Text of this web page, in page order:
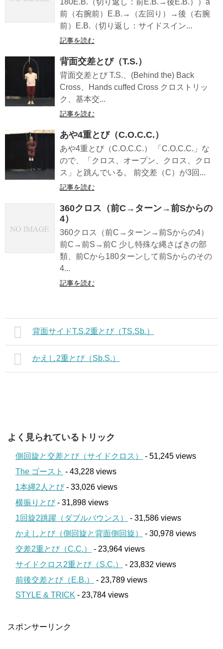
前（右腕前）E.B.→（左回り）→後（右腕
前）E.B.（切り返し：サイドスイン...
記事を読む
背面交差とび（T.S.）
背面交差とび T.S.、(Behind the) Back
Cross、Hands cuffed Cross クロストリッ
ク、基本交...
記事を読む
あや4重とび（C.O.C.C.）
あや4重とび（C.O.C.C.） 「C.O.C.C.」な
ので、「クロス、オープン、クロス、クロ
ス」と跳んでいる。 前交差（C）が3回...
記事を読む
360クロス（前C→ターン→前Sからの
4）
360クロス（前C→ターン→前Sからの4）
前C→前S→前C 少し特殊な縄さばきの部
類、前Cから180ターンして前Sからのその
4...
記事を読む
背面サイドT.S.2重とび（TS.Sb.）
かえし2重とび（Sb.S.）
よく見られているトリック
側回旋と交差とび（サイドクロス）
- 51,245 views
The ゴースト - 43,228 views
1本縄2人とび- 33,026 views
横振りとび- 31,898 views
1回旋2跳躍（ダブルバウンス）
- 31,586 views
かえしとび（側回旋と背面側回旋）
- 30,978 views
交差2重とび（C.C.）
- 23,964 views
サイドクロス2重とび（S.C.）
- 23,832 views
前後交差とび（E.B.）
- 23,789 views
STYLE & TRICK - 23,784 views
スポンサーリンク